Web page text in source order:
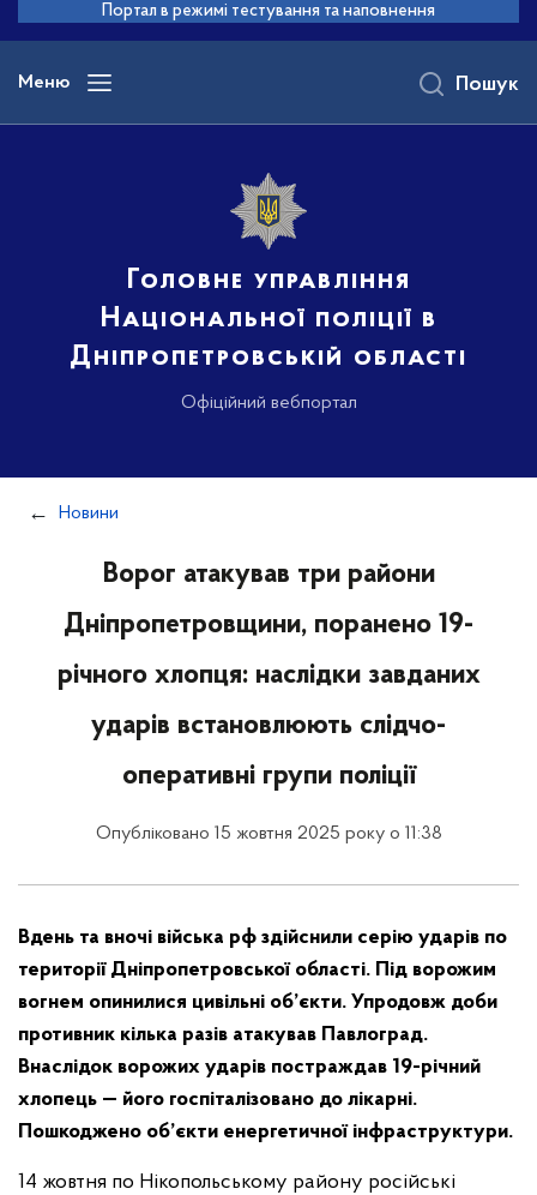
основного
вмісту
Портал в режимі тестування та наповнення
Меню
Головне управління
Національної поліції в
Дніпропетровській області
Офіційний вебпортал
Пошук
Новини
Ворог атакував три райони
Дніпропетровщини, поранено 19-
річного хлопця: наслідки завданих
ударів встановлюють слідчо-
оперативні групи поліції
Опубліковано 15 жовтня 2025 року о 11:38
Вдень та вночі війська рф здійснили серію ударів по
території Дніпропетровської області. Під ворожим
вогнем опинилися цивільні об’єкти. Упродовж доби
противник кілька разів атакував Павлоград.
Внаслідок ворожих ударів постраждав 19-річний
хлопець — його госпіталізовано до лікарні.
Пошкоджено об’єкти енергетичної інфраструктури.
14 жовтня по Нікопольському району російські